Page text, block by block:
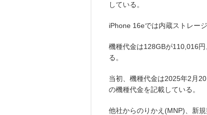
している。
iPhone 16eでは内蔵ストレー
機種代金は128GBが110,016
る。
当初、機種代金は2025年2月
の機種代金を記載している。
他社からのりかえ(MNP)、新